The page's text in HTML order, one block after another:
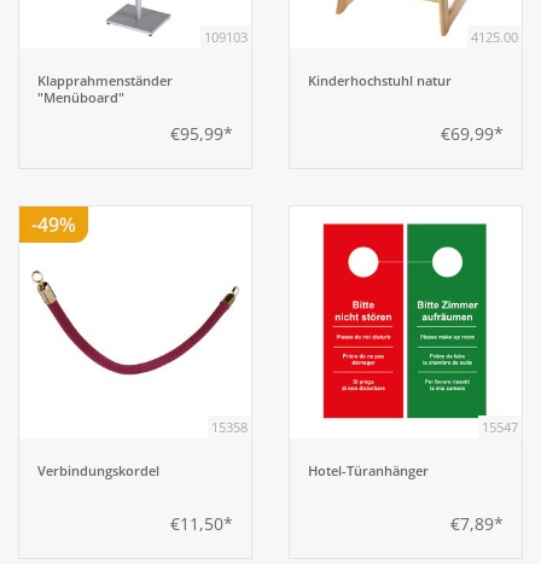
109103
Klapprahmenständer
"Menüboard"
€95,99*
4125.00
Kinderhochstuhl natur
€69,99*
-49%
15358
Verbindungskordel
€11,50*
15547
Hotel-Türanhänger
€7,89*